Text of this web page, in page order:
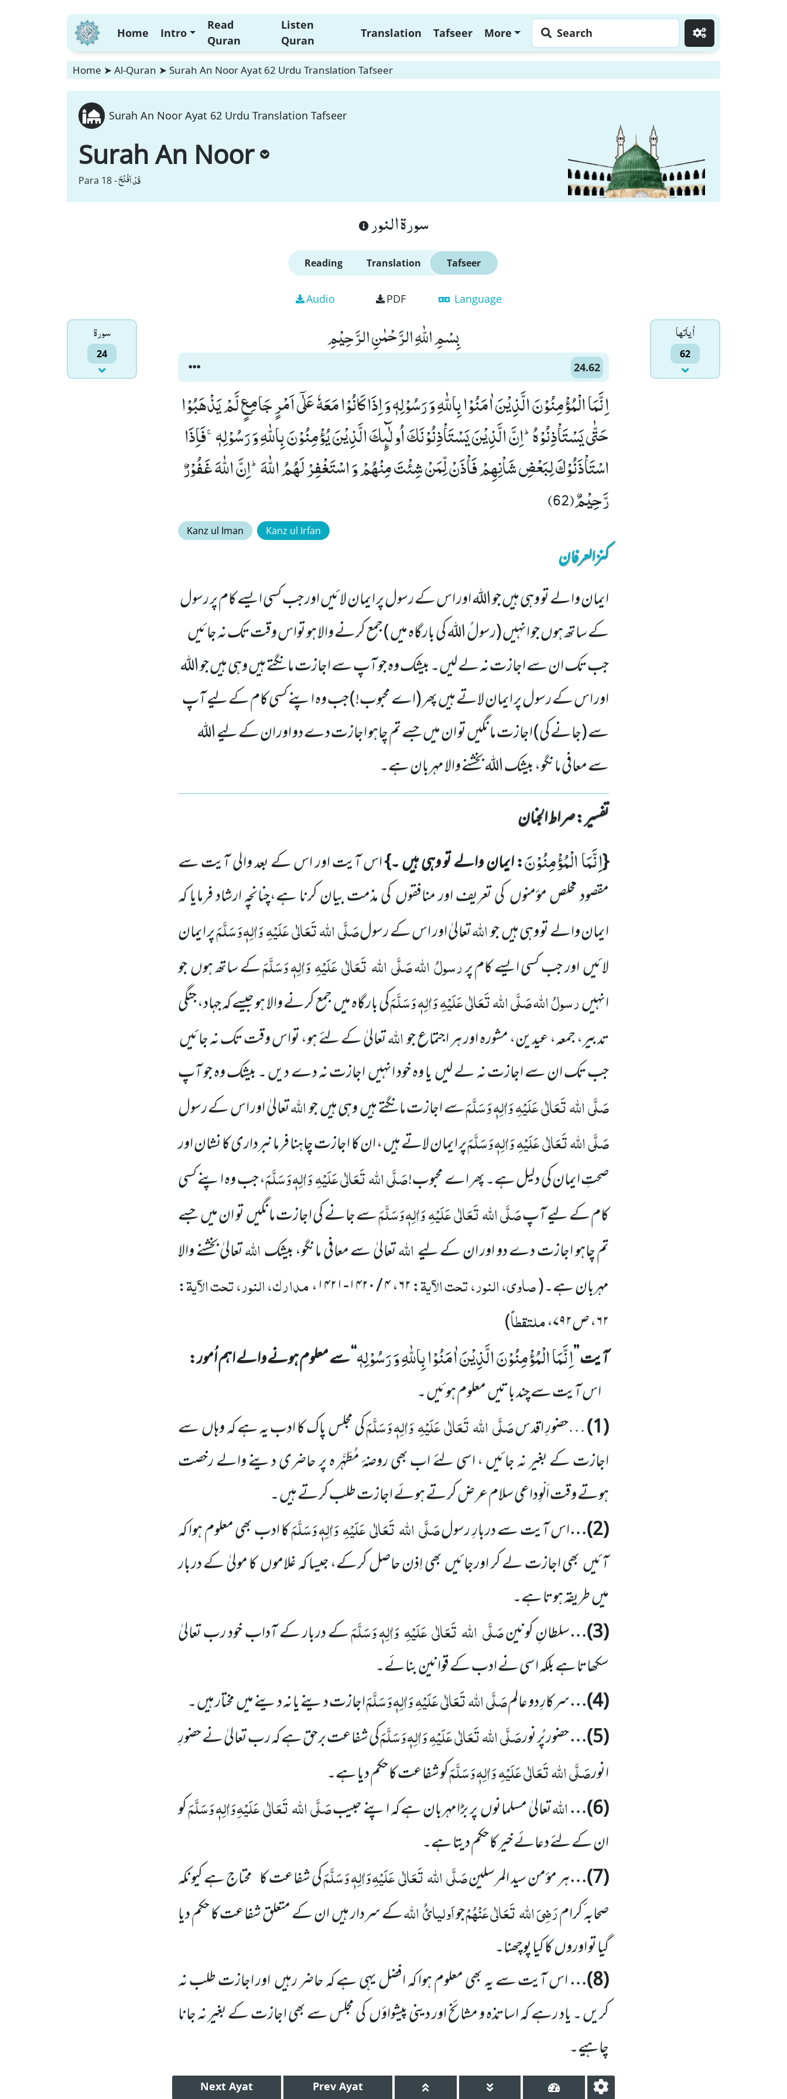
Home Intro
Read
Quran
Listen
Quran
Translation Tafseer More Search
Home ➤ Al-Quran ➤ Surah An Noor Ayat 62 Urdu Translation Tafseer
Surah An Noor Ayat 62 Urdu Translation Tafseer
Surah An Noor
Para 18 -قَدْ اَفْلَحَ
سورة النور
Reading Translation Tafseer
Audio PDF Language
سورۃ
24
اٰياتها
62
بِسْمِ اللّٰهِ الرَّحْمٰنِ الرَّحِیْمِ
24.62
اِنَّمَا الْمُؤْمِنُوْنَ الَّذِیْنَ اٰمَنُوْا بِاللّٰهِ وَ رَسُوْلِهٖ وَ اِذَا كَانُوْا مَعَهٗ عَلٰۤى اَمْرٍ جَامِعٍ لَّمْ یَذْهَبُوْا
حَتّٰى یَسْتَاْذِنُوْهُؕ-اِنَّ الَّذِیْنَ یَسْتَاْذِنُوْنَكَ اُولٰٓىٕكَ الَّذِیْنَ یُؤْمِنُوْنَ بِاللّٰهِ وَ رَسُوْلِهٖۚ-فَاِذَا
اسْتَاْذَنُوْكَ لِبَعْضِ شَاْنِهِمْ فَاْذَنْ لِّمَنْ شِئْتَ مِنْهُمْ وَ اسْتَغْفِرْ لَهُمُ اللّٰهَؕ-اِنَّ اللّٰهَ غَفُوْرٌ
رَّحِیْمٌ(62)
Kanz ul Iman Kanz ul Irfan
کنزالعرفان
ایمان والے تو وہی ہیں جو اللہ اور اس کے رسول پر ایمان لائیں اور جب کسی ایسے کام پر رسول
کے ساتھ ہوں جو انہیں (رسولُ اللہ کی بارگاہ میں ) جمع کرنے والا ہو تواس وقت تک نہ جائیں
جب تک ان سے اجازت نہ لے لیں۔ بیشک وہ جو آپ سے اجازت مانگتے ہیں وہی ہیں جو اللہ
اور اس کے رسول پر ایمان لاتے ہیں پھر (اے محبوب!) جب وہ اپنے کسی کام کے لیے آپ
سے (جانے کی) اجازت مانگیں تو ان میں جسے تم چاہو اجازت دے دو اور ان کے لیے اللہ
سے معافی مانگو، بیشک اللہ بخشنے والا مہربان ہے۔
تفسیر : ‎صراط الجنان
{اِنَّمَا الْمُؤْمِنُوْنَ: ایمان والے تو وہی ہیں ۔}اس آیت اور اس کے بعد والی آیت سے
مقصود مخلص مؤمنوںکی تعریف اور منافقوںکی مذمت بیان کرنا ہے،چنانچہ ارشاد فرمایا کہ
ایمان والے تو وہی ہیںجواللہتعالیٰ اور اس کے رسولصَلَّیاللہتَعَالٰیعَلَیْہِوَاٰلِہٖ وَسَلَّمَپر ایمان
لائیںاور جب کسی ایسے کام پررسولُاللہصَلَّیاللہتَعَالٰیعَلَیْہِوَاٰلِہٖ وَسَلَّمَکے ساتھ ہوںجو
انہیںرسولُاللہصَلَّیاللہتَعَالٰیعَلَیْہِوَاٰلِہٖ وَسَلَّمَکی بارگاہ میںجمع کرنے والا ہو جیسے کہ جہاد، جنگی
تدبیر، جمعہ، عیدین، مشورہاور ہر اجتماع جواللہتعالیٰ کے لئے ہو، تواس وقت تک نہ جائیں
جب تک ان سے اجازت نہ لے لیںیا وہ خود انہیںاجازتنہ دے دیں ۔ بیشک وہ جو آپ
صَلَّیاللہتَعَالٰیعَلَیْہِوَاٰلِہٖ وَسَلَّمَسے اجازت مانگتے ہیںوہی ہیںجواللہتعالیٰ اور اس کے رسول
صَلَّیاللہتَعَالٰیعَلَیْہِوَاٰلِہٖ وَسَلَّمَپر ایمان لاتے ہیں ، ان کا اجازت چاہنا فرمانبرداری کا نشان اور
صحتِ ایمان کی دلیل ہے۔ پھر اے محبوب!صَلَّیاللہتَعَالٰیعَلَیْہِوَاٰلِہٖ وَسَلَّمَ، جب وہ اپنے کسی
کام کے لیے آپصَلَّیاللہتَعَالٰیعَلَیْہِوَاٰلِہٖ وَسَلَّمَسے جانے کی اجازت مانگیںتو ان میںجسے
تم چاہو اجازت دے دو اور ان کے لیےاللہتعالیٰ سے معافی مانگو، بیشکاللہتعالیٰ بخشنے والا
مہربان ہے۔(صاوی، النور، تحت الآیۃ:۶۲،۴ / ۱۴۲۰-۱۴۲۱ ،مدارک، النور، تحت الآیۃ:
۶۲، ص۷۹۲،ملتقطاً)
آیت’’اِنَّمَا الْمُؤْمِنُوْنَ الَّذِیْنَ اٰمَنُوْا بِاللّٰهِ وَ رَسُوْلِهٖ‘‘سے معلوم ہونے والے اہم اُمور:
اس آیت سے چند باتیںمعلوم ہوئیں ۔
(
1
)…حضورِ اقدسصَلَّیاللہتَعَالٰیعَلَیْہِوَاٰلِہٖ وَسَلَّمَکی مجلس پاک کا ادب یہ ہے کہ وہاںسے
اجازت کے بغیر نہ جائیں ،اسی لئے اب بھی روضۂ مُطَہَّر ہ پر حاضری دینے والے رخصت
ہوتے وقت اَلْوِداعی سلام عرض کرتے ہوئے اجازت طلب کرتے ہیں ۔
(
2
)…اس آیت سے دربارِ رسولصَلَّیاللہتَعَالٰیعَلَیْہِوَاٰلِہٖ وَسَلَّمَکا ادب بھی معلوم ہوا کہ
آئیںبھی اجازت لے کر اورجائیںبھی اِذن حاصل کرکے، جیسا کہ غلاموںکا مولیٰ کے دربار
میںطریقہ ہوتا ہے۔
(
3
)…سلطانِ کونینصَلَّی اللہتَعَالٰیعَلَیْہِوَاٰلِہٖ وَسَلَّمَکے دربار کے آداب خود رب تعالیٰ
سکھاتا ہے بلکہ اسی نے ادب کے قوانین بنائے۔
(
4
)…سرکارِ دو عالمصَلَّیاللہتَعَالٰیعَلَیْہِوَاٰلِہٖ وَسَلَّمَاجازت دینے یا نہ دینے میںمختار ہیں ۔
(
5
)…حضور پُر نورصَلَّیاللہتَعَالٰیعَلَیْہِوَاٰلِہٖ وَسَلَّمَکی شفاعت برحق ہے کہ رب تعالیٰ نے حضورِ
انورصَلَّیاللہتَعَالٰیعَلَیْہِوَاٰلِہٖ وَسَلَّمَکو شفاعت کا حکم دیا ہے۔
(
6
)…اللہتعالیٰ مسلمانوںپر بڑامہربان ہے کہ اپنے حبیبصَلَّیاللہتَعَالٰیعَلَیْہ ِوَاٰلِہٖ وَسَلَّمَکو
ان کے لئے دعائے خیر کاحکم دیتا ہے۔
(
7
)…ہر مؤمن سید المرسلینصَلَّیاللہتَعَالٰیعَلَیْہِ وَاٰلِہٖ وَسَلَّمَکی شفاعتکا محتاج ہےکیونکہ
صحابہ ٔکرامرَضِیَ اللہتَعَالٰی عَنْہُمْجواَولیائُاللہکے سردار ہیںان کے متعلق شفاعت کا حکم دیا
گیا تو اوروںکا کیا پوچھنا۔
(
8
)…اس آیت سے یہ بھی معلوم ہوا کہ افضل یہی ہے کہ حاضر رہیںاور اجازت طلب نہ
کریں ۔ یاد رہے کہ اساتذہ و مشائخ اور دینی پیشواؤںکی مجلس سے بھی اجازت کے بغیر نہ جانا
چاہیے۔
Next Ayat Prev Ayat